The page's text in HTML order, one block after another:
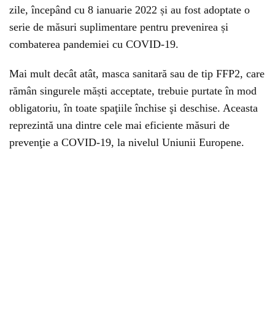
zile, începând cu 8 ianuarie 2022 și au fost adoptate o
serie de măsuri suplimentare pentru prevenirea și
combaterea pandemiei cu COVID-19.
Mai mult decât atât, masca sanitară sau de tip FFP2, care
rămân singurele măști acceptate, trebuie purtate în mod
obligatoriu, în toate spaţiile închise şi deschise. Aceasta
reprezintă una dintre cele mai eficiente măsuri de
prevenţie a COVID-19, la nivelul Uniunii Europene.